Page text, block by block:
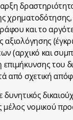
και το
αξιολόγησης
(αρχικό και
επιμήκυνσης του
από σχετική
δυνητικός
μέλος νομικού